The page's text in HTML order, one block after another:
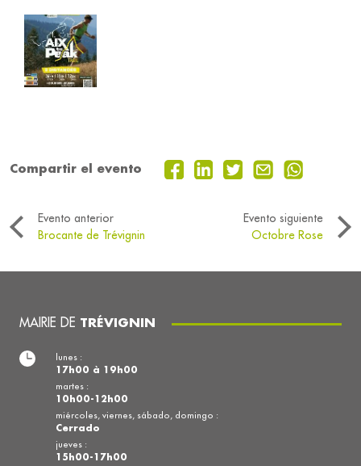
Compartir el evento
Evento anterior
Brocante de Trévignin
Evento siguiente
Octobre Rose
MAIRIE DE TRÉVIGNIN
lunes :
17h00 à 19h00
martes :
10h00-12h00
miércoles, viernes, sábado, domingo :
Cerrado
jueves :
15h00-17h00